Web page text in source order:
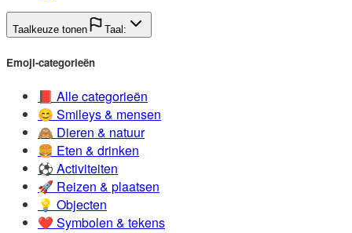
Taalkeuze tonen Taal:
Emoji-categorieën
📕️ Alle categorieën
😊️ Smileys & mensen
🙈️ Dieren & natuur
🍔️ Eten & drinken
⚽️ Activiteiten
🚀️ Reizen & plaatsen
💡️ Objecten
❤️ Symbolen & tekens